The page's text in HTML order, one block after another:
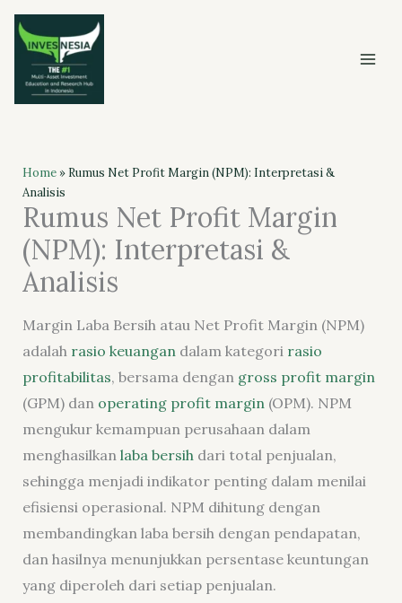
Skip
content
Home» Rumus Net Profit Margin (NPM): Interpretasi &
Analisis
Rumus Net Profit Margin
(NPM): Interpretasi &
Analisis
Margin Laba Bersih atau Net Profit Margin (NPM)
adalah rasio keuangandalam kategori rasio
profitabilitas, bersama dengan gross profit margin
(GPM) dan operating profit margin(OPM). NPM
mengukur kemampuan perusahaan dalam
menghasilkan laba bersihdari total penjualan,
sehingga menjadi indikator penting dalam menilai
efisiensi operasional. NPM dihitung dengan
membandingkan laba bersih dengan pendapatan,
dan hasilnya menunjukkan persentase keuntungan
yang diperoleh dari setiap penjualan.